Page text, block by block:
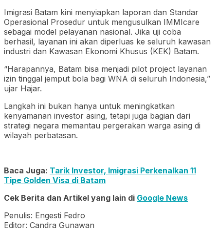
Imigrasi Batam kini menyiapkan laporan dan Standar
Operasional Prosedur untuk mengusulkan IMMIcare
sebagai model pelayanan nasional. Jika uji coba
berhasil, layanan ini akan diperluas ke seluruh kawasan
industri dan Kawasan Ekonomi Khusus (KEK) Batam.
“Harapannya, Batam bisa menjadi pilot project layanan
izin tinggal jemput bola bagi WNA di seluruh Indonesia,”
ujar Hajar.
Langkah ini bukan hanya untuk meningkatkan
kenyamanan investor asing, tetapi juga bagian dari
strategi negara memantau pergerakan warga asing di
wilayah perbatasan.
Baca Juga: Tarik Investor, Imigrasi Perkenalkan 11
Tipe Golden Visa di Batam
Cek Berita dan Artikel yang lain di Google News
Penulis: Engesti Fedro
Editor: Candra Gunawan